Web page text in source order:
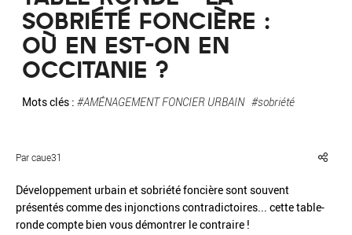
MATÉRIAUX
AUTRES CRITÈRES
Réinitialiser Fermer la recherche avancée
SOBRIÉTÉ FONCIÈRE :
OÙ EN EST-ON EN
OCCITANIE ?
Mots clés : #AMÉNAGEMENT FONCIER URBAIN #sobriété
Par caue31
Développement urbain et sobriété foncière sont souvent
présentés comme des injonctions contradictoires... cette table-
ronde compte bien vous démontrer le contraire !